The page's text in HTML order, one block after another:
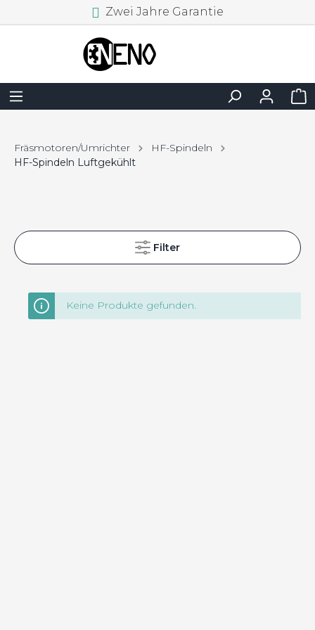
Zwei Jahre Garantie
Fräsmotoren/Umrichter
HF-Spindeln
HF-Spindeln Luftgekühlt
Filter
Keine Produkte gefunden.